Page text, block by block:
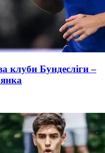
клуби Бундесліги –